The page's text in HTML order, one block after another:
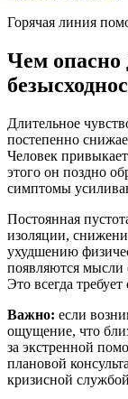
Горячая линия
Чем опасно
Длительное
постепенно
Человек
этого он поздно
симптомы
Постоянная
изоляции,
ухудшению
появляются мысли
Это всегда
Важно: если
ощущение, что
за экстренной
плановой
кризисной